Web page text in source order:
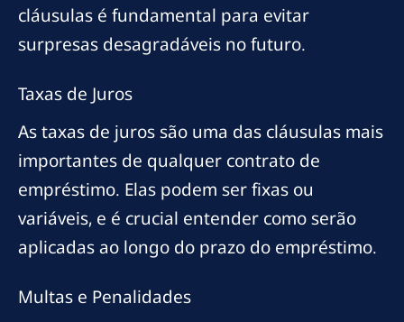
cláusulas é fundamental para evitar
surpresas desagradáveis no futuro.
Taxas de Juros
As taxas de juros são uma das cláusulas mais
importantes de qualquer contrato de
empréstimo. Elas podem ser fixas ou
variáveis, e é crucial entender como serão
aplicadas ao longo do prazo do empréstimo.
Multas e Penalidades